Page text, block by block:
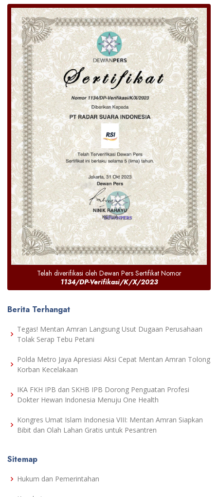
Telah diverifikasi oleh Dewan Pers Sertifikat Nomor
1134/DP-Verifikasi/K/X/2023
Berita Terhangat
Tegas! Mentan Amran Langsung Usut Dugaan Perusahaan
Tolak Serap Tebu Petani
Polda Metro Jaya Apresiasi Aksi Cepat Mentan Amran Tolong
Korban Kecelakaan
IKA FKH IPB dan SKHB IPB Dorong Penguatan Profesi
Dokter Hewan Indonesia Menuju One Health
Kongres Umat Islam Indonesia VIII: Mentan Amran Siapkan
Bibit dan Olah Lahan Gratis untuk Pesantren
Sitemap
Hukum dan Pemerintahan